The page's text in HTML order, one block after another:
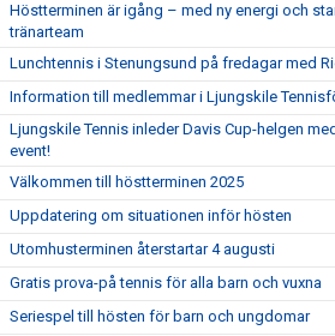
Höstterminen är igång – med ny energi och
tränarteam
Lunchtennis i Stenungsund på fredagar med
Information till medlemmar i Ljungskile
Ljungskile Tennis inleder Davis Cup-helgen
event!
Välkommen till höstterminen 2025
Uppdatering om situationen inför hösten
Utomhusterminen återstartar 4 augusti
Gratis prova-på tennis för alla barn och vuxna
Seriespel till hösten för barn och ungdomar